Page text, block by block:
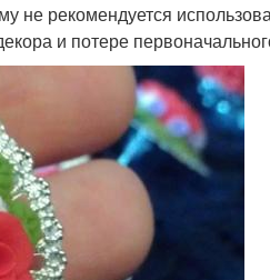
не рекомендуется
и потере